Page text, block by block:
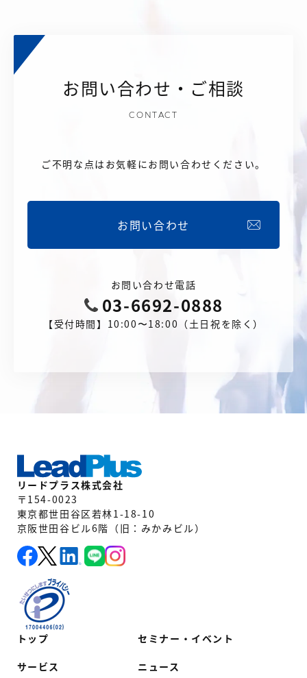
お問い合わせ・ご相談
CONTACT
ご不明な点はお気軽にお問い合わせください。
お問い合わせ
お問い合わせ電話
03-6692-0888
【受付時間】10:00〜18:00（土日祝を除く）
トップ
サービス
セミナー・イベント
ニュース
リードプラス株式会社
〒154-0023
東京都世田谷区若林1-18-10
京阪世田谷ビル6階（旧：みかみビル）